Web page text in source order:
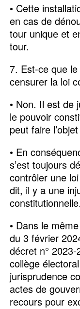
• Cette
en cas de
tour unique et
tour.
7. Est-ce que
censurer la loi
• Non. Il est de
le pouvoir
peut faire
• En
s’est toujours
contrôler une
dit, il y a une
constitutionnelle.
• Dans le
du 3 février
décret n°
collège
jurisprudence
actes de
recours pour